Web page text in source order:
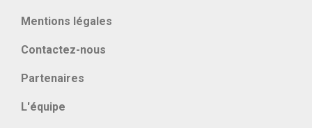
Mentions légales
Contactez-nous
Partenaires
L'équipe